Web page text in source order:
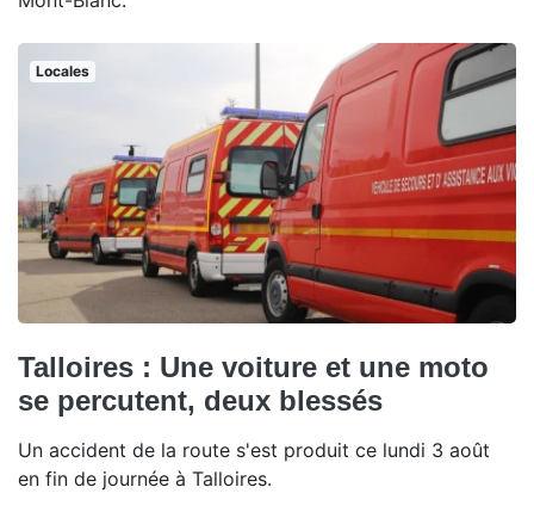
Locales
Talloires : Une voiture et une moto
se percutent, deux blessés
Un accident de la route s'est produit ce lundi 3 août
en fin de journée à Talloires.